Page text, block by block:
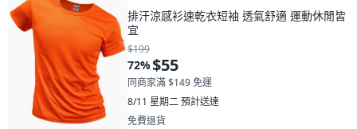
排汗涼感衫速乾衣短袖 透氣舒適 運動休閒皆
宜
$199
72%$55
同商家滿 $149 免運
8/11 星期二預計送達
免費退貨